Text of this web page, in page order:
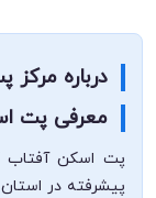
درباره
معرفی پت
پت اسکن آفتاب
پیشرفته در